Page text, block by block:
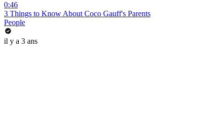
0:46
3 Things to Know About Coco Gauff's Parents
People
il y a 3 ans